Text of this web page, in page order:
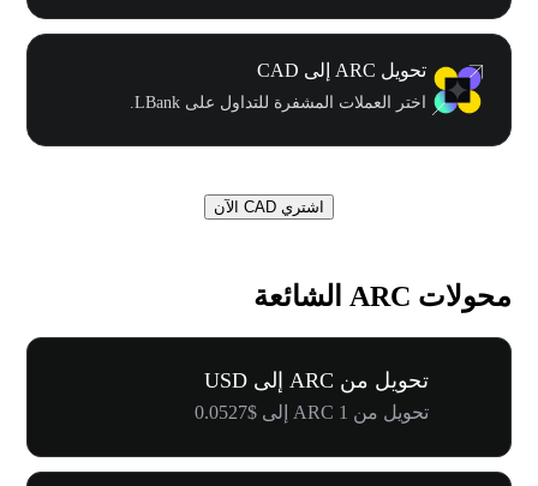
تحويل ARC إلى CAD
اختر العملات المشفرة للتداول على LBank.
اشتري CAD الآن
محولات ARC الشائعة
تحويل من ARC إلى USD
تحويل من 1 ARC إلى $0.0527